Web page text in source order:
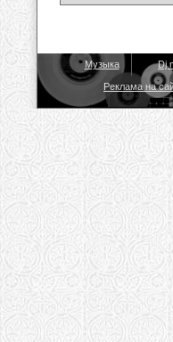
Музыка Dj
Реклама на